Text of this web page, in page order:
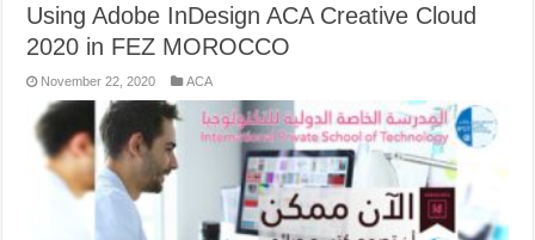
Using Adobe InDesign ACA Creative Cloud
2020 in FEZ MOROCCO
November 22, 2020 ACA